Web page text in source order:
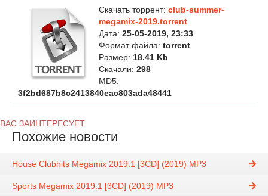
Скачать торрент: club-summer-
megamix-2019.torrent
Дата: 25-05-2019, 23:33
Формат файла: torrent
Размер: 18.41 Kb
Скачали: 298
MD5:
3f2bd687b8c2413840eac803ada48441
ВАС ЗАИНТЕРЕСУЕТ
Похожие новости
House Clubhits Megamix 2019.1 [3CD] (2019) MP3
Sports Megamix 2019.1 [3CD] (2019) MP3